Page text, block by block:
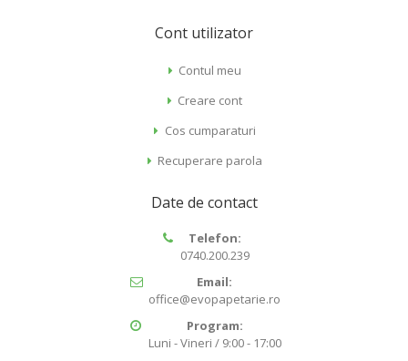
Cont utilizator
Contul meu
Creare cont
Cos cumparaturi
Recuperare parola
Date de contact
Telefon:
0740.200.239
Email:
office@evopapetarie.ro
Program:
Luni - Vineri / 9:00 - 17:00